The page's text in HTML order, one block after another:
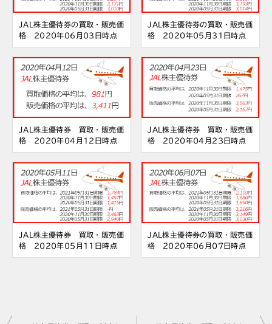
JAL株主優待券の買取・販売価
格 2020年06月03日時点
JAL株主優待券の買取・販売価
格 2020年05月31日時点
JAL株主優待券 買取・販売価
格 2020年04月12日時点
JAL株主優待券 買取・販売価
格 2020年04月23日時点
JAL株主優待券 買取・販売価
格 2020年05月11日時点
JAL株主優待券の買取・販売価
格 2020年06月07日時点